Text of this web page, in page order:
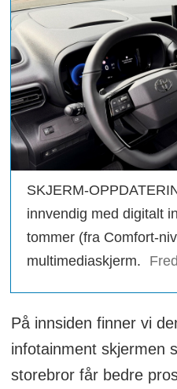
SKJERM-
innvendig med digitalt
tommer (fra Comfort-
multimediaskjerm.
På innsiden finner vi
infotainment skjermen
storebror får bedre